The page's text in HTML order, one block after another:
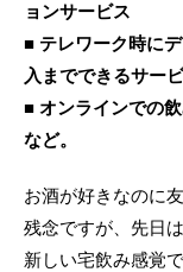
ョンサービス
■ テレワーク時に
入までできるサー
■ オンラインでの
など。
お酒が好きなのに
残念ですが、先日
新しい宅飲み感覚